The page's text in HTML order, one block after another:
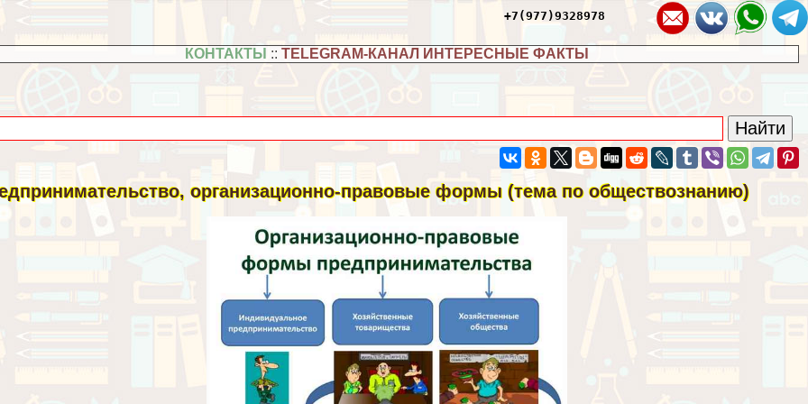
+7(977)9328978
КОНТАКТЫ ::TELEGRAM-КАНАЛ ИНТЕРЕСНЫЕ ФАКТЫ
организационно-правовые формы (тема по обществознанию)